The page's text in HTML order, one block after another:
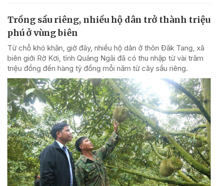
Trồng sầu riêng, nhiều hộ dân trở thành triệu
phú ở vùng biên
Từ chỗ khó khăn, giờ đây, nhiều hộ dân ở thôn Đăk Tang, xã
biên giới Rờ Kơi, tỉnh Quảng Ngãi đã có thu nhập từ vài trăm
triệu đồng đến hàng tỷ đồng mỗi năm từ cây sầu riêng.